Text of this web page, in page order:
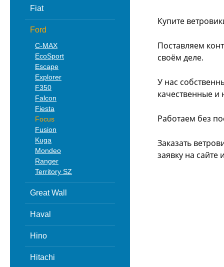
Fiat
Ford
C-MAX
EcoSport
Escape
Explorer
F350
Falcon
Fiesta
Focus
Fusion
Kuga
Mondeo
Ranger
Territory SZ
Great Wall
Haval
Hino
Hitachi
Купите
Поставляем
своём деле.
У нас
качественные и
Работаем без
Заказать
заявку на сайте